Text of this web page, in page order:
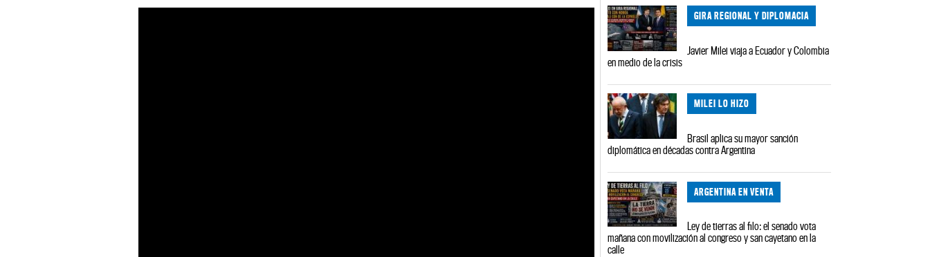
GIRA REGIONAL Y DIPLOMACIA
Javier Milei viaja a Ecuador y Colombia
en medio de la crisis
MILEI LO HIZO
Brasil aplica su mayor sanción
diplomática en décadas contra Argentina
ARGENTINA EN VENTA
Ley de tierras al filo: el senado vota
mañana con movilización al congreso y san cayetano en la
calle